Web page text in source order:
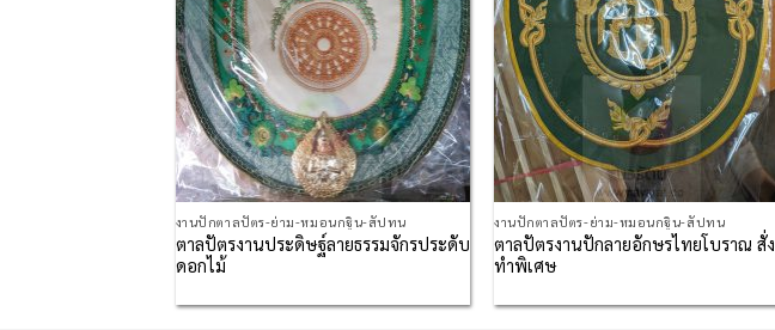
งานปักตาลปัตร-ย่าม-หมอนกฐิน-สัปทน
ตาลปัตรงานประดิษฐ์ลายธรรมจักรประดับ
ดอกไม้
งานปักตาลปัตร-ย่าม-หมอนกฐิน-สัปทน
ตาลปัตรงานปักลายอักษรไทยโบราณ สั่ง
ทำพิเศษ